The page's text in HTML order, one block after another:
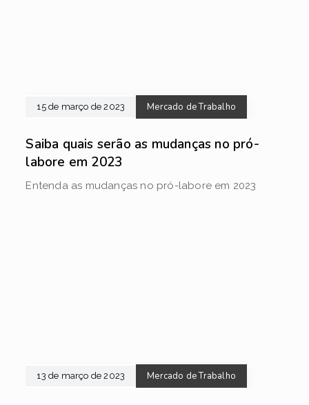
15 de março de 2023 Mercado de Trabalho
Saiba quais serão as mudanças no pró-
labore em 2023
Entenda as mudanças no pró-labore em 2023
13 de março de 2023 Mercado de Trabalho